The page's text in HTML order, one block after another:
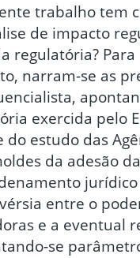
trabalho tem
de impacto
regulatória?
narram-se as
exercida pelo
estudo das
da adesão
entre o
e a eventual
se